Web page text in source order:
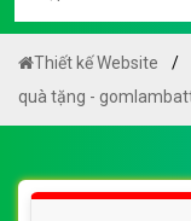
Thiết kế Website
quà tặng -